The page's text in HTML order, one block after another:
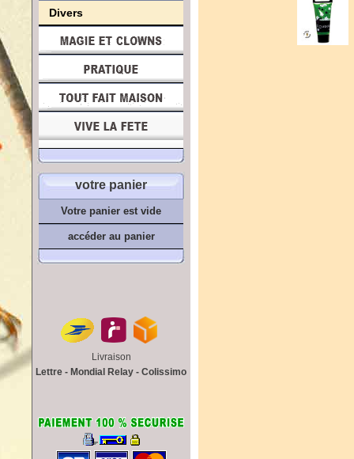
Divers
votre panier
Votre panier est vide
accéder au panier
Livraison
Lettre - Mondial Relay - Colissimo